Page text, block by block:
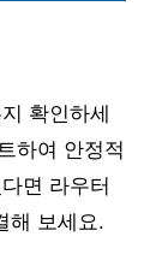
확인하세
하여 안정적
면 라우터
해 보세요.